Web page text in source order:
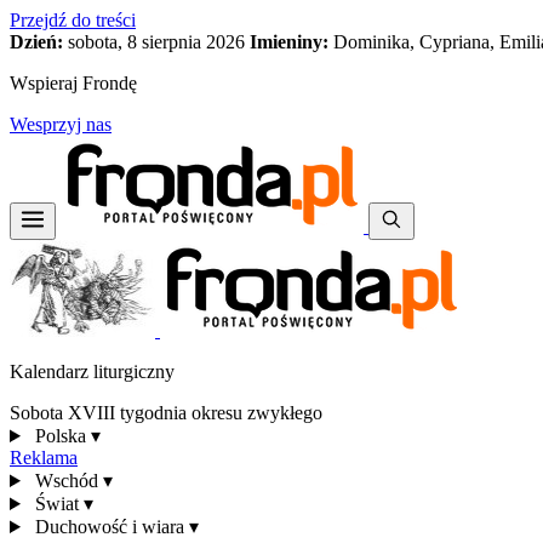
Przejdź do treści
Dzień: sobota, 8 sierpnia 2026 Imieniny: Dominika, Cypriana,
Wspieraj Frondę
Wesprzyj nas
Kalendarz liturgiczny
Sobota XVIII tygodnia okresu zwykłego
Polska ▾
Reklama
Wschód ▾
Świat ▾
Duchowość i wiara ▾